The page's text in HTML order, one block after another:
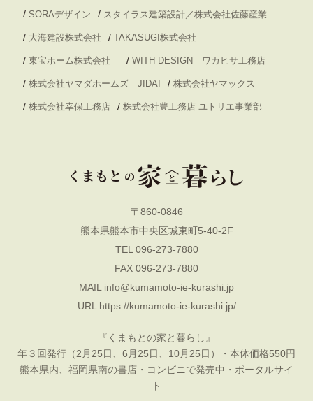
/ SORAデザイン / スタイラス建築設計／株式会社佐藤産業
/ 大海建設株式会社 / TAKASUGI株式会社
/ 東宝ホーム株式会社 / WITH DESIGN ワカヒサ工務店
/ 株式会社ヤマダホームズ JIDAI / 株式会社ヤマックス
/ 株式会社幸保工務店 / 株式会社豊工務店 ユトリエ事業部
〒860-0846
熊本県熊本市中央区城東町5-40-2F
TEL 096-273-7880
FAX 096-273-7880
MAIL info@kumamoto-ie-kurashi.jp
URL https://kumamoto-ie-kurashi.jp/
『くまもとの家と暮らし』
年３回発行（2月25日、6月25日、10月25日）・本体価格550円
熊本県内、福岡県南の書店・コンビニで発売中・ポータルサイ
ト